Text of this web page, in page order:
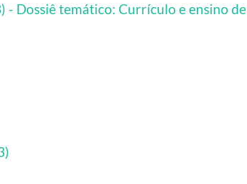
- Dossiê temático: Currículo e ensino de